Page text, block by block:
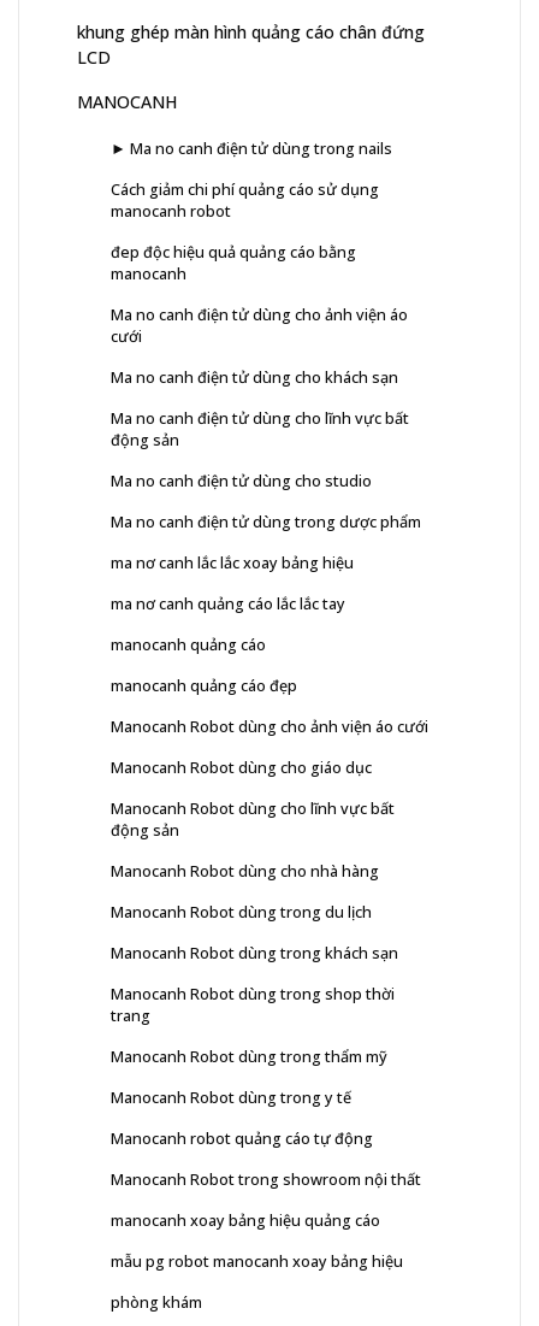
khung ghép màn hình quảng cáo chân đứng
LCD
MANOCANH
► Ma no canh điện tử dùng trong nails
Cách giảm chi phí quảng cáo sử dụng
manocanh robot
đep độc hiệu quả quảng cáo bằng
manocanh
Ma no canh điện tử dùng cho ảnh viện áo
cưới
Ma no canh điện tử dùng cho khách sạn
Ma no canh điện tử dùng cho lĩnh vực bất
động sản
Ma no canh điện tử dùng cho studio
Ma no canh điện tử dùng trong dược phẩm
ma nơ canh lắc lắc xoay bảng hiệu
ma nơ canh quảng cáo lắc lắc tay
manocanh quảng cáo
manocanh quảng cáo đẹp
Manocanh Robot dùng cho ảnh viện áo cưới
Manocanh Robot dùng cho giáo dục
Manocanh Robot dùng cho lĩnh vực bất
động sản
Manocanh Robot dùng cho nhà hàng
Manocanh Robot dùng trong du lịch
Manocanh Robot dùng trong khách sạn
Manocanh Robot dùng trong shop thời
trang
Manocanh Robot dùng trong thẩm mỹ
Manocanh Robot dùng trong y tế
Manocanh robot quảng cáo tự động
Manocanh Robot trong showroom nội thất
manocanh xoay bảng hiệu quảng cáo
mẫu pg robot manocanh xoay bảng hiệu
phòng khám